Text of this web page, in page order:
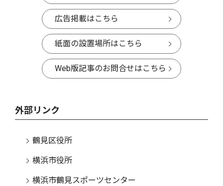
広告掲載はこちら
紙面の設置場所はこちら
Web版記事のお問合せはこちら
外部リンク
鶴見区役所
横浜市役所
横浜市鶴見スポーツセンター